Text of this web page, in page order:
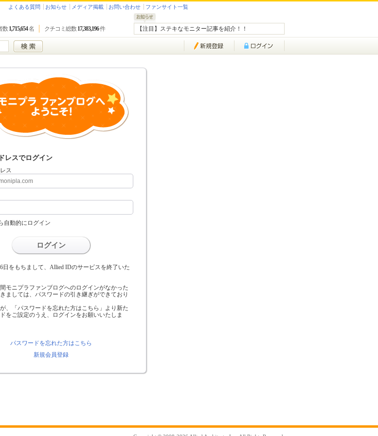
よくある質問 お知らせ メディア掲載 お問い合わせ ファンサイト一覧
【注目】ステキなモニター記事を紹介！！
数 1,715,654名 クチコミ総数 17,383,196件
レスでログイン
ス
自動的にログイン
ログイン
日をもちまして、Allied IDのサービスを終了いた
モニプラファンブログへのログインがなかった
ましては、パスワードの引き継ぎができており
、「パスワードを忘れた方はこちら」より新た
をご設定のうえ、ログインをお願いいたしま
パスワードを忘れた方はこちら
新規会員登録